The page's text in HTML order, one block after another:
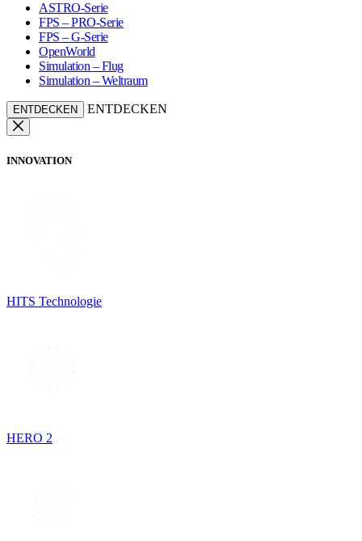
ASTRO-Serie
FPS – PRO-Serie
FPS – G-Serie
OpenWorld
Simulation – Flug
Simulation – Weltraum
ENTDECKEN ENTDECKEN
INNOVATION
HITS Technologie
HERO 2